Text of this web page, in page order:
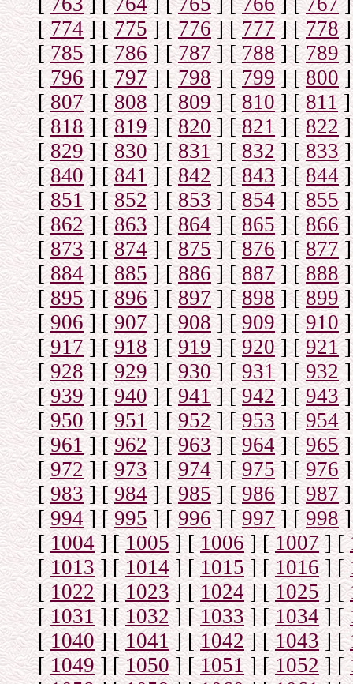
[774] [775] [776] [777] [778]
[785] [786] [787] [788] [789]
[796] [797] [798] [799] [800]
[807] [808] [809] [810] [811]
[818] [819] [820] [821] [ 822]
[829] [830] [831] [832] [833]
[840] [841] [842] [843] [844]
[851] [852] [853] [854] [855]
[862] [863] [864] [865] [866]
[873] [874] [875] [876] [ 877]
[884] [885] [886] [887] [888]
[895] [896] [897] [898] [899]
[906] [907] [908] [909] [910]
[917] [918] [919] [920] [921]
[928] [929] [930] [931] [932]
[939] [940] [941] [942] [943]
[950] [951] [952] [953] [954]
[961] [962] [963] [964] [965]
[972] [973] [974] [975] [976]
[983] [984] [985] [986] [987]
[994] [995] [996] [997] [998]
[1004] [1005] [1006 ] [1007] [
[1013] [1014] [1015] [1016] [
[1022] [1023] [1024] [1025] [
[1031] [1032] [1033] [1034] [
[1040] [1041] [1042] [1043] [
[1049] [1050] [1051] [1052] [